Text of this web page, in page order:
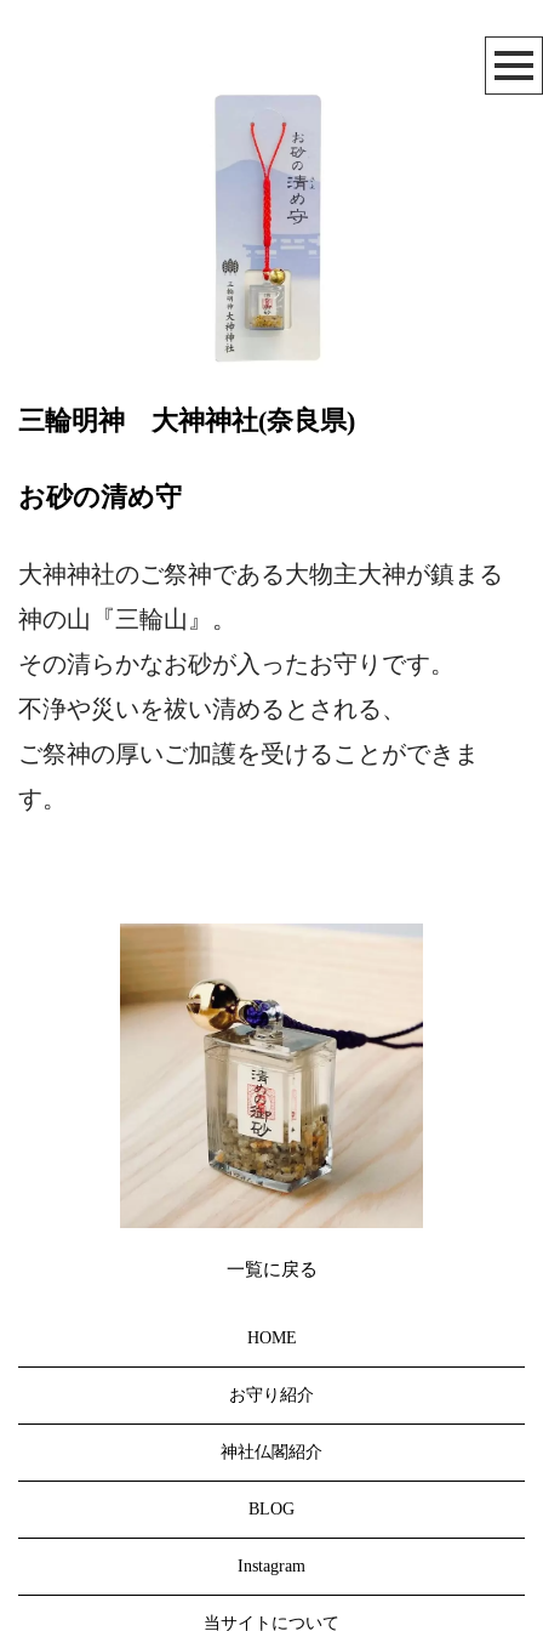
三輪明神 大神神社(奈良県)
お砂の清め守
大神神社のご祭神である大物主大神が鎮まる
神の山『三輪山』。
その清らかなお砂が入ったお守りです。
不浄や災いを祓い清めるとされる、
ご祭神の厚いご加護を受けることができま
す。
一覧に戻る
HOME
お守り紹介
神社仏閣紹介
BLOG
Instagram
当サイトについて